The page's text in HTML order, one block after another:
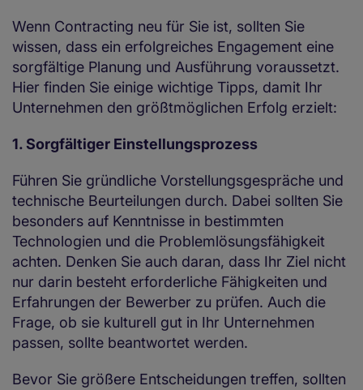
Wenn Contracting neu für Sie ist, sollten Sie
wissen, dass ein erfolgreiches Engagement eine
sorgfältige Planung und Ausführung voraussetzt.
Hier finden Sie einige wichtige Tipps, damit Ihr
Unternehmen den größtmöglichen Erfolg erzielt:
1. Sorgfältiger Einstellungsprozess
Führen Sie gründliche Vorstellungsgespräche und
technische Beurteilungen durch. Dabei sollten Sie
besonders auf Kenntnisse in bestimmten
Technologien und die Problemlösungsfähigkeit
achten. Denken Sie auch daran, dass Ihr Ziel nicht
nur darin besteht erforderliche Fähigkeiten und
Erfahrungen der Bewerber zu prüfen. Auch die
Frage, ob sie kulturell gut in Ihr Unternehmen
passen, sollte beantwortet werden.
Bevor Sie größere Entscheidungen treffen, sollten